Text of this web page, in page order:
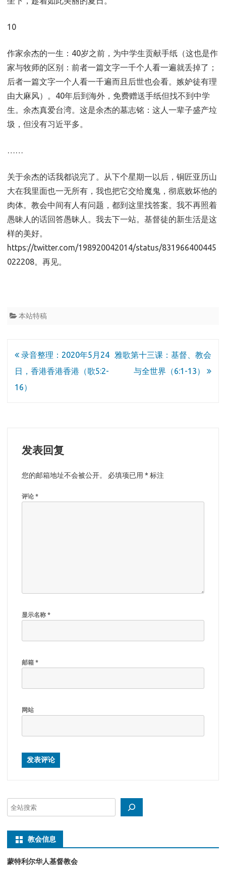
10
作家余杰的一生：40岁之前，为中学生贡献手纸（这也是作
家与牧师的区别：前者一篇文字一千个人看一遍就丢掉了；
后者一篇文字一个人看一千遍而且后世也会看。嫉妒徒有理
由大麻风）。40年后到海外，免费赠送手纸但找不到中学
生。余杰真爱台湾。这是余杰的墓志铭：这人一辈子盛产垃
圾，但没有习近平多。
……
关于余杰的话我都说完了。从下个星期一以后，铜匠亚历山
大在我里面也一无所有，我也把它交给魔鬼，彻底败坏他的
肉体。教会中间有人有问题，都到这里找答案。我不再照着
愚昧人的话回答愚昧人。我去下一站。基督徒的新生活是这
样的美好。
https://twitter.com/198920042014/status/831966400445
022208。再见。
本站特稿
文
章
导
录音整理：2020年5月24
日，香港香港香港（歌5:2-
16）
雅歌第十三课：基督、教会
与全世界（6:1-13）
发表回复
您的邮箱地址不会被公开。 必填项已用 * 标注
评论 *
显示名称 *
邮箱 *
网站
搜
索
教会信息
蒙特利尔华人基督教会